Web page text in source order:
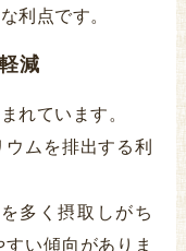
利点です。
減
れています。
ムを排出する利
多く摂取しがち
い傾向がありま